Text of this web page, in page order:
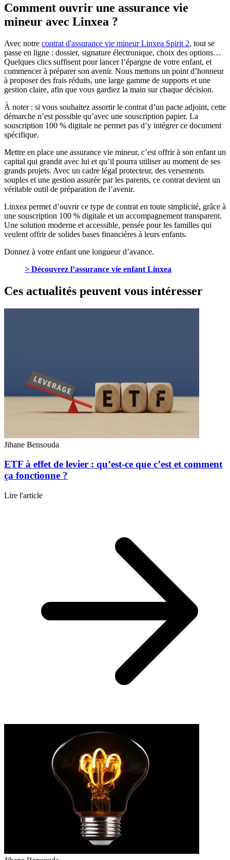
Comment ouvrir une assurance vie
mineur avec Linxea ?
Avec notre contrat d'assurance vie mineur Linxea Spirit 2, tout se
passe en ligne : dossier, signature électronique, choix des options…
Quelques clics suffisent pour lancer l’épargne de votre enfant, et
commencer à préparer son avenir. Nous mettons un point d’honneur
à proposer des frais réduits, une large gamme de supports et une
gestion claire, afin que vous gardiez la main sur chaque décision.
À noter : si vous souhaitez assortir le contrat d’un pacte adjoint, cette
démarche n’est possible qu’avec une souscription papier. La
souscription 100 % digitale ne permet pas d’y intégrer ce document
spécifique.
Mettre en place une assurance vie mineur, c’est offrir à son enfant un
capital qui grandit avec lui et qu’il pourra utiliser au moment de ses
grands projets. Avec un cadre légal protecteur, des versements
souples et une gestion assurée par les parents, ce contrat devient un
véritable outil de préparation de l’avenir.
Linxea permet d’ouvrir ce type de contrat en toute simplicité, grâce à
une souscription 100 % digitale et un accompagnement transparent.
Une solution moderne et accessible, pensée pour les familles qui
veulent offrir de solides bases financières à leurs enfants.
Donnez à votre enfant une longueur d’avance.
> Découvrez l’assurance vie enfant Linxea
Ces actualités peuvent vous intéresser
Jihane Bensouda
ETF à effet de levier : qu’est-ce que c’est et comment
ça fonctionne ?
Lire l'article